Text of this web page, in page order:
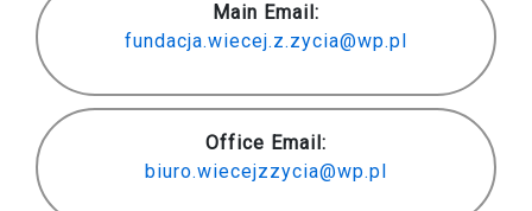
Main Email:
fundacja.wiecej.z.zycia@wp.pl
Office Email:
biuro.wiecejzzycia@wp.pl